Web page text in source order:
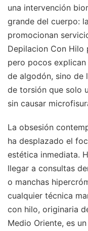
una intervención
grande del cuerpo:
promocionan
Depilacion Con Hilo
pero pocos
de algodón, sino de
de torsión que solo
sin causar
La obsesión
ha desplazado el
estética inmediata.
llegar a consultas
o manchas
cualquier técnica
con hilo, originaria
Medio Oriente, es